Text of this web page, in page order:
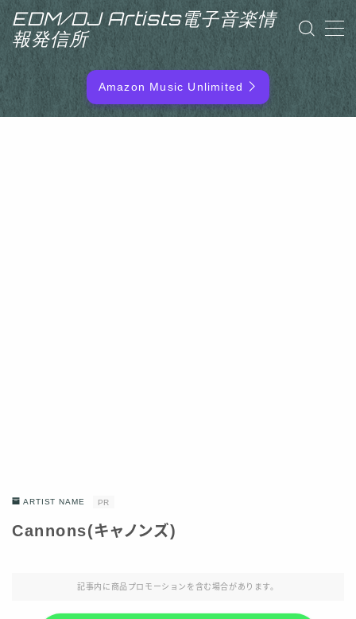
EDM/DJ Artists電子音楽情
報発信所
MENU
EDM/DJ/PD ARTIST
Amazon Music Unlimited
ARTIST NAME PR
Cannons(キャノンズ)
記事内に商品プロモーションを含む場合があります。